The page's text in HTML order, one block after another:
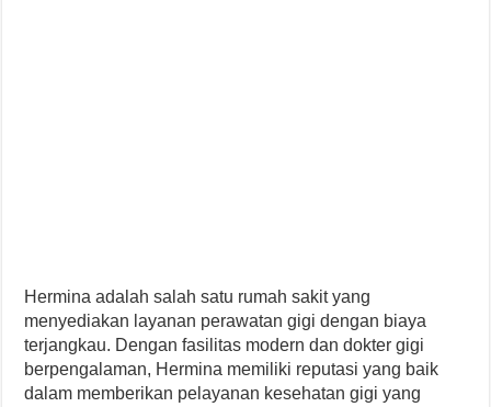
Hermina adalah salah satu rumah sakit yang
menyediakan layanan perawatan gigi dengan biaya
terjangkau. Dengan fasilitas modern dan dokter gigi
berpengalaman, Hermina memiliki reputasi yang baik
dalam memberikan pelayanan kesehatan gigi yang